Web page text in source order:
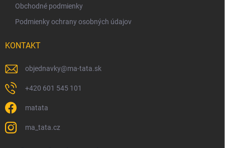
Obchodné podmienky
Podmienky ochrany osobných údajov
KONTAKT
objednavky@ma-tata.sk
+420 601 545 101
matata
ma_tata.cz